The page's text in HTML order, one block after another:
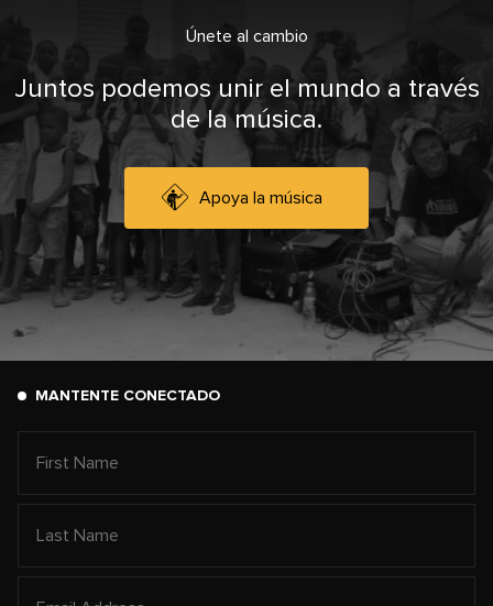
Únete al cambio
Juntos podemos unir el mundo a través
de la música.
Apoya la música
MANTENTE CONECTADO